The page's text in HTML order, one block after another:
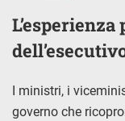
I ministri, i
governo che